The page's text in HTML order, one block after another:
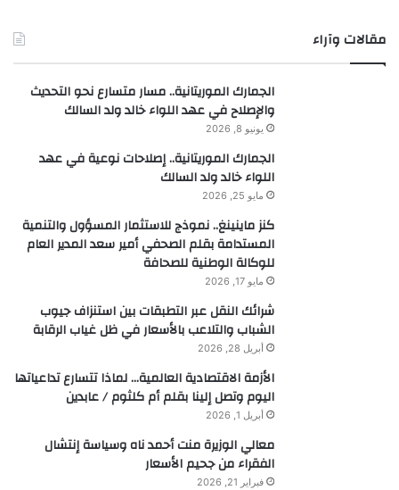
مقالات وآراء
الجمارك الموريتانية.. مسار متسارع نحو التحديث
والإصلاح في عهد اللواء خالد ولد السالك
يونيو 8, 2026
الجمارك الموريتانية.. إصلاحات نوعية في عهد
اللواء خالد ولد السالك
مايو 25, 2026
كنز ماينينغ.. نموذج للاستثمار المسؤول والتنمية
المستدامة بقلم الصحفي أمير سعد المدير العام
للوكالة الوطنية للصحافة
مايو 17, 2026
شرائك النقل عبر التطبقات بين استنزاف جيوب
الشباب والتلاعب بالأسعار في ظل غياب الرقابة
أبريل 28, 2026
الأزمة الاقتصادية العالمية… لماذا تتسارع تداعياتها
اليوم وتصل إلينا بقلم أم كلثوم / عابدين
أبريل 1, 2026
معالي الوزيرة منت أحمد ناه وسياسة إنتشال
الفقراء من جحيم الأسعار
فبراير 21, 2026